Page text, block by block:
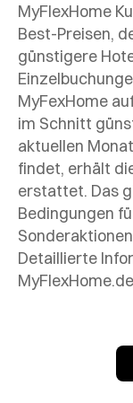
MyFlexHome
Best-Preisen,
günstigere
MyFexHome
im Schnitt
aktuellen
findet, erhält
erstattet. Das
Bedingungen
Detaillierte